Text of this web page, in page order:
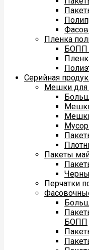
Пленка
БОПП
Серийная
Мешки для
Пакеты
Перчатки
БОПП